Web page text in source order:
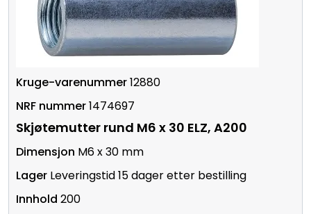
12880
1474697
Skjøtemutter rund M6 x 30 ELZ, A200
M6 x 30 mm
Leveringstid 15 dager etter bestilling
200